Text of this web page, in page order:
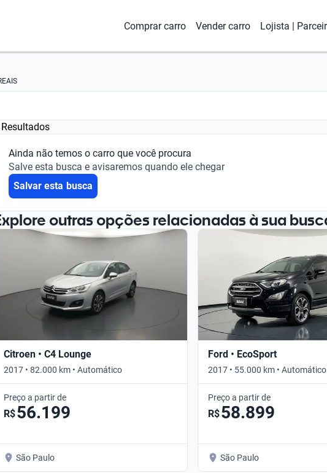
Comprar carro Vender carro Lojista |
Ainda não temos o carro que você procura
Salve esta busca e avisaremos quando ele chegar
Salvar esta busca
outras opções relacionadas à sua
Citroen • C4 Lounge
2017 • 82.000 km • Automático
Preço a partir de
R$56.199
São Paulo
Ford • EcoSport
2017 • 55.000 km • Automático
Preço a partir de
R$58.899
São Paulo